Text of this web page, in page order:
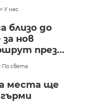
У нас
близо до
нов
през...
По света
места ще